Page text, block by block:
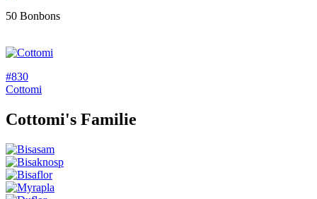
50 Bonbons
#830
Cottomi
Cottomi's Familie